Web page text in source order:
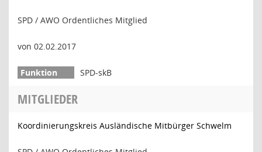
SPD / AWO Ordentliches Mitglied
von 02.02.2017
SPD-skB
MITGLIEDER
Koordinierungskreis Ausländische Mitbürger Schwelm